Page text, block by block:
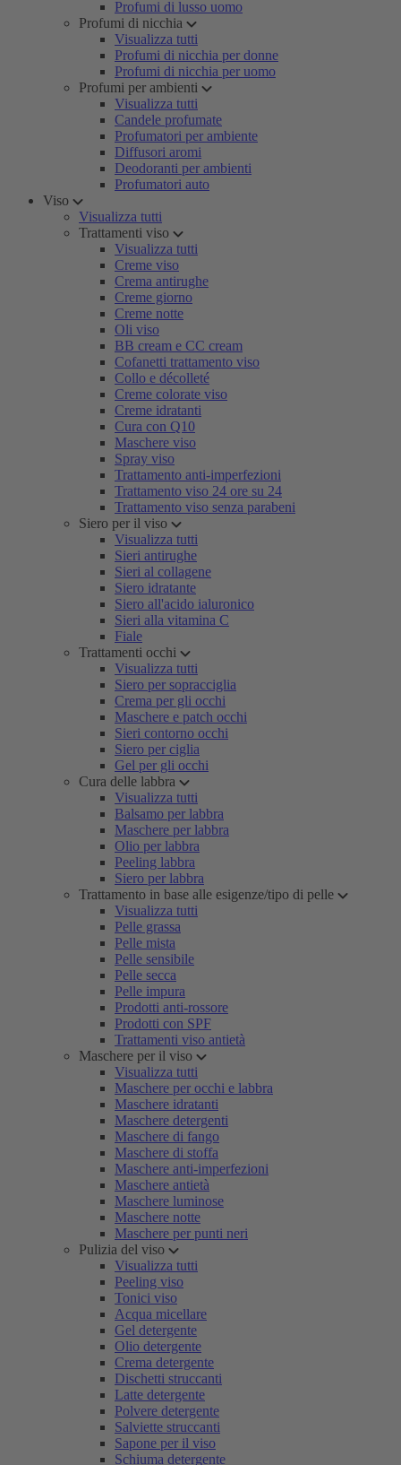
Profumi di lusso uomo
Profumi di nicchia
Visualizza tutti
Profumi di nicchia per donne
Profumi di nicchia per uomo
Profumi per ambienti
Visualizza tutti
Candele profumate
Profumatori per ambiente
Diffusori aromi
Deodoranti per ambienti
Profumatori auto
Viso
Visualizza tutti
Trattamenti viso
Visualizza tutti
Creme viso
Crema antirughe
Creme giorno
Creme notte
Oli viso
BB cream e CC cream
Cofanetti trattamento viso
Collo e décolleté
Creme colorate viso
Creme idratanti
Cura con Q10
Maschere viso
Spray viso
Trattamento anti-imperfezioni
Trattamento viso 24 ore su 24
Trattamento viso senza parabeni
Siero per il viso
Visualizza tutti
Sieri antirughe
Sieri al collagene
Siero idratante
Siero all'acido ialuronico
Sieri alla vitamina C
Fiale
Trattamenti occhi
Visualizza tutti
Siero per sopracciglia
Crema per gli occhi
Maschere e patch occhi
Sieri contorno occhi
Siero per ciglia
Gel per gli occhi
Cura delle labbra
Visualizza tutti
Balsamo per labbra
Maschere per labbra
Olio per labbra
Peeling labbra
Siero per labbra
Trattamento in base alle esigenze/tipo di pelle
Visualizza tutti
Pelle grassa
Pelle mista
Pelle sensibile
Pelle secca
Pelle impura
Prodotti anti-rossore
Prodotti con SPF
Trattamenti viso antietà
Maschere per il viso
Visualizza tutti
Maschere per occhi e labbra
Maschere idratanti
Maschere detergenti
Maschere di fango
Maschere di stoffa
Maschere anti-imperfezioni
Maschere antietà
Maschere luminose
Maschere notte
Maschere per punti neri
Pulizia del viso
Visualizza tutti
Peeling viso
Tonici viso
Acqua micellare
Gel detergente
Olio detergente
Crema detergente
Dischetti struccanti
Latte detergente
Polvere detergente
Salviette struccanti
Sapone per il viso
Schiuma detergente